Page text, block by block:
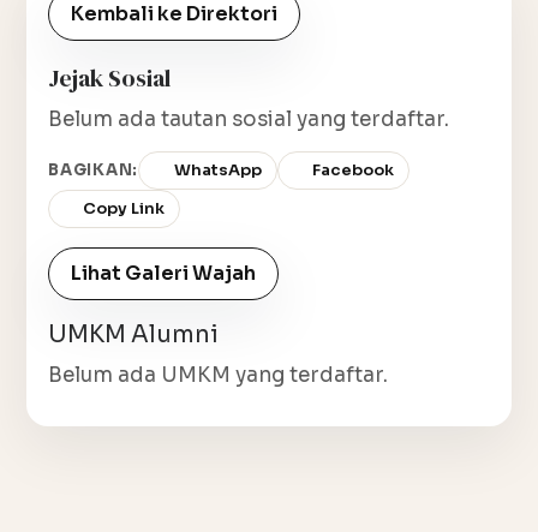
Kembali ke Direktori
Jejak Sosial
Belum ada tautan sosial yang terdaftar.
BAGIKAN: WhatsApp
Facebook
Copy Link
Lihat Galeri Wajah
UMKM Alumni
Belum ada UMKM yang terdaftar.